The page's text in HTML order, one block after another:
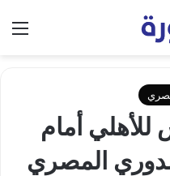
أمام
المصري